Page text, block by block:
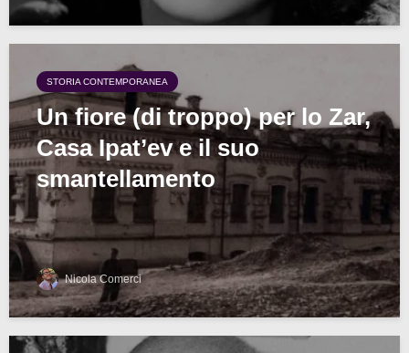
STORIA CONTEMPORANEA
Un fiore (di troppo) per lo Zar,
Casa Ipat’ev e il suo
smantellamento
Nicola Comerci